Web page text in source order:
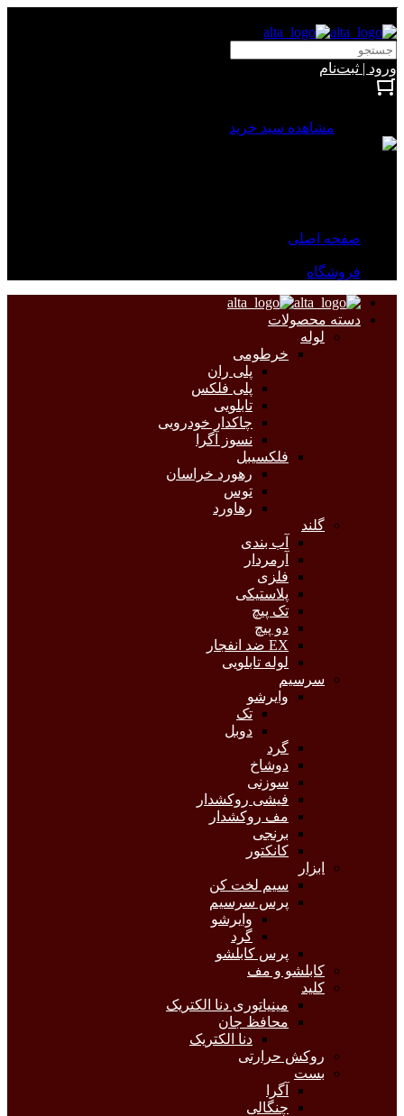
ورود | ثبت‌نام
مشاهده سبد خرید
صفحه اصلی
فروشگاه
دسته محصولات
لوله
خرطومی
پلی ران
پلی فلکس
تابلویی
چاکدار خودرویی
نسوز آگرا
فلکسیبل
رهورد خراسان
توس
رهاورد
گلند
آب بندی
آرمردار
فلزی
پلاستیکی
تک پیچ
دو پیچ
EX ضد انفجار
لوله تابلویی
سرسیم
وایرشو
تک
دوبل
گرد
دوشاخ
سوزنی
فیشی روکشدار
مف روکشدار
برنجی
کانکتور
ابزار
سیم لخت کن
پرس سرسیم
وایرشو
گرد
پرس کابلشو
کابلشو و مف
کلید
مینیاتوری دنا الکتریک
محافظ جان
دنا الکتریک
روکش حرارتی
بست
آگرا
چنگالی